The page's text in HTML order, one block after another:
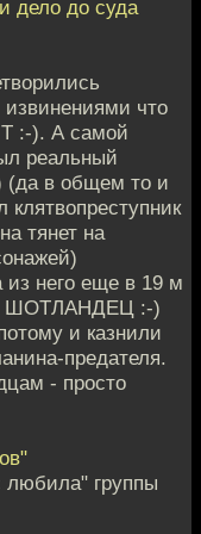
дело до суда
что
:-). А самой
реальный
(да в общем то и
тянет на
из него еще в 19 м
ШОТЛАНДЕЦ :-)
и казнили
предателя.
- просто
любила" группы